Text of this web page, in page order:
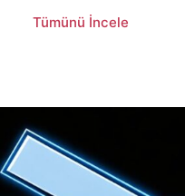
Tümünü İncele